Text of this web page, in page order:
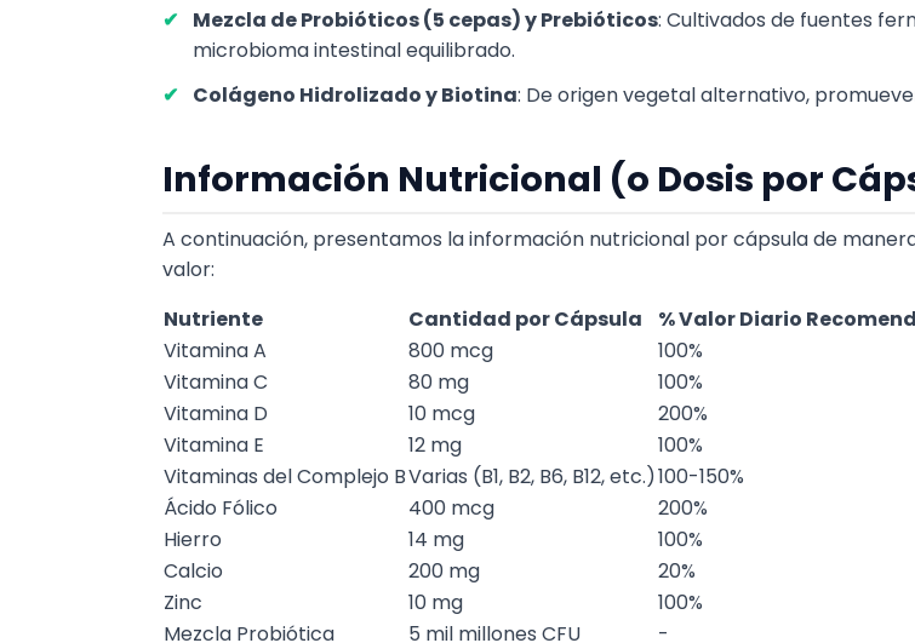
Mezcla de Probióticos (5 cepas) y Prebióticos: Cultivados de fuentes
microbioma intestinal equilibrado.
Colágeno Hidrolizado y Biotina: De origen vegetal alternativo,
Información Nutricional (o Dosis por
A continuación, presentamos la información nutricional por cápsula de
valor:
Nutriente
Cantidad por Cápsula
% Valor Diario
Vitamina A
800 mcg
100%
Vitamina C
80 mg
100%
Vitamina D
10 mcg
200%
Vitamina E
12 mg
100%
Vitaminas del Complejo BVarias (B1, B2, B6, B12, etc.)100-150%
Ácido Fólico
400 mcg
200%
Hierro
14 mg
100%
Calcio
200 mg
20%
Zinc
10 mg
100%
Mezcla Probiótica
5 mil millones CFU
-